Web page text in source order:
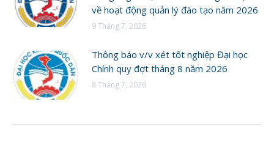
về hoạt động quản lý đào tạo năm 2026
9 Tháng 7, 2026
Thông báo v/v xét tốt nghiệp Đại học
Chính quy đợt tháng 8 năm 2026
8 Tháng 7, 2026